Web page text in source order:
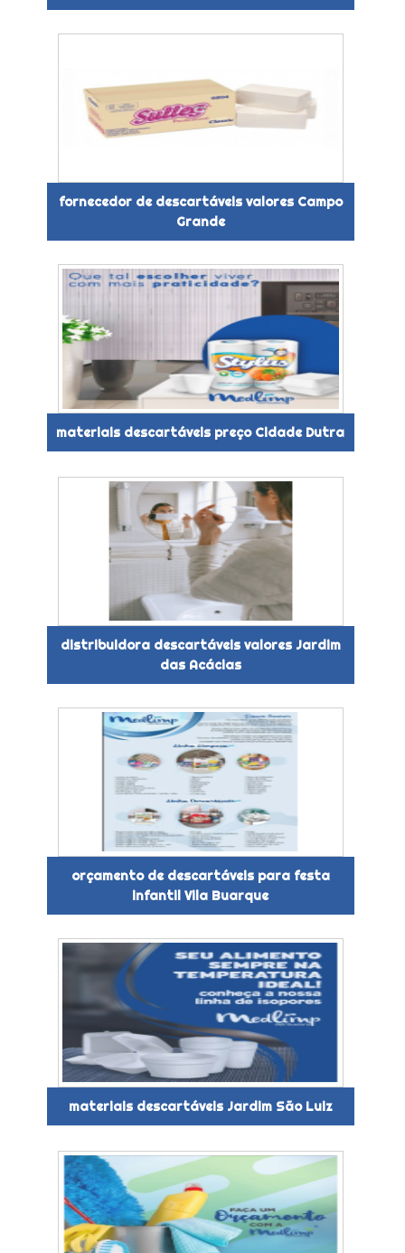
fornecedor de descartáveis valores Campo
Grande
materiais descartáveis preço Cidade Dutra
distribuidora descartáveis valores Jardim
das Acácias
orçamento de descartáveis para festa
infantil Vila Buarque
materiais descartáveis Jardim São Luiz